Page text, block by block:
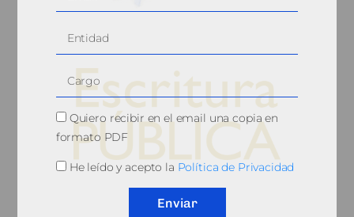
Quiero recibir en el email una copia en
formato PDF
He leído y acepto la Política de Privacidad
Enviar